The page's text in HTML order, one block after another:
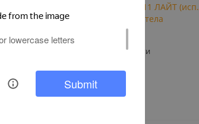
Арочный металлодетектор АРКА Т11 ЛАЙТ (исп.
«1М») с измерением температуры тела
1 зона детектирования
Световая и звуковая индикация тревоги
Ширина прохода: 1000 мм
Показать полностью